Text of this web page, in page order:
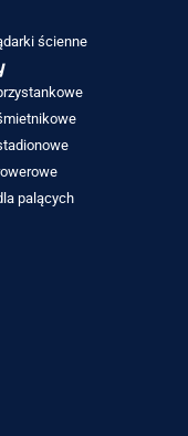
ścienne
palących